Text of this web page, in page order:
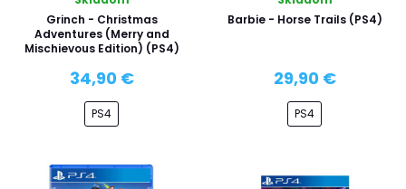
Grinch - Christmas
Adventures (Merry and
Mischievous Edition) (PS4)
34,90 €
PS4
Barbie - Horse Trails (PS4)
29,90 €
PS4